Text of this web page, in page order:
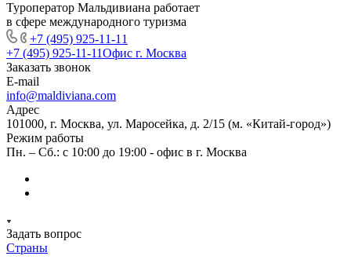
Туроператор Мальдивиана работает
в сфере международного туризма
+7 (495) 925-11-11
+7 (495) 925-11-11Офис г. Москва
Заказать звонок
E-mail
info@maldiviana.com
Адрес
101000, г. Москва, ул. Маросейка, д. 2/15 (м. «Китай-город»)
Режим работы
Пн. – Сб.: с 10:00 до 19:00 - офис в г. Москва
Задать вопрос
Страны